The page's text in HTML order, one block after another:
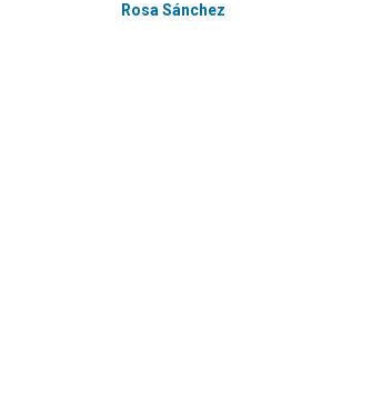
Rosa Sánchez